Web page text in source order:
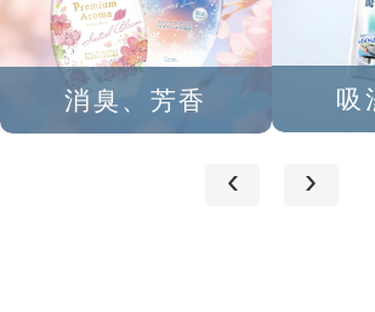
消臭、芳香 吸
‹ ›